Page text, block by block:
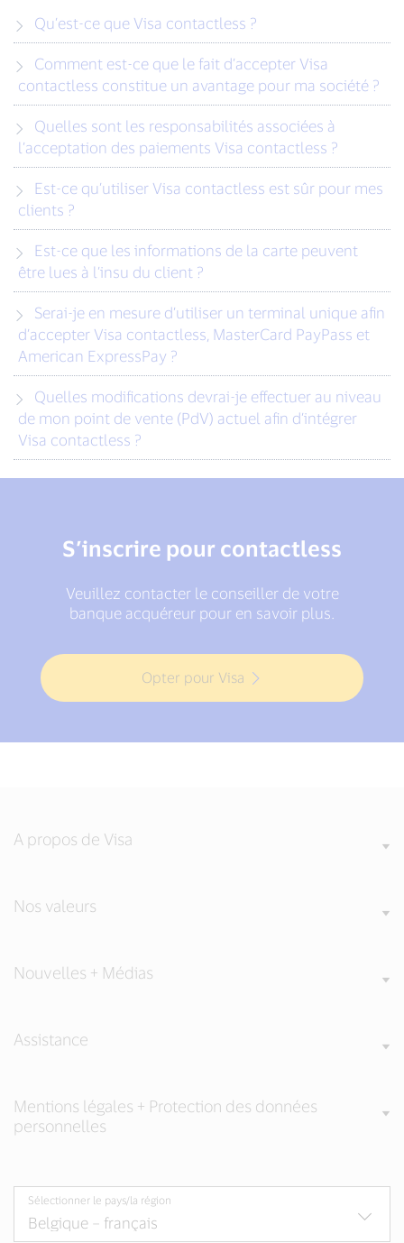
Qu’est-ce que Visa contactless ?
contactless constitue un avantage pour ma société ?
l’acceptation des paiements Visa contactless ?
clients ?
être lues à l’insu du client ?
d’accepter Visa contactless, MasterCard PayPass et
American ExpressPay ?
de mon point de vente (PdV) actuel afin d’intégrer
Visa contactless ?
S’inscrire pour contactless
Veuillez contacter le conseiller de votre
banque acquéreur pour en savoir plus.
Opter pour Visa
A propos de Visa
Nos valeurs
Nouvelles + Médias
Assistance
Mentions légales + Protection des données
personnelles
Sélectionner le pays/la région